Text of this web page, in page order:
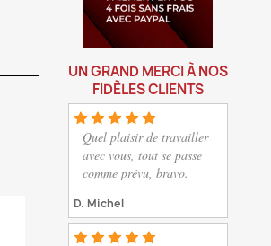
UN GRAND MERCI À NOS
FIDÈLES CLIENTS
Quel plaisir de travailler
avec vous, tout se passe
comme prévu, bravo.
D. Michel